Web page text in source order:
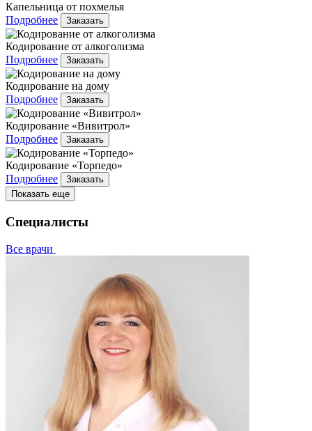
Капельница от похмелья
Подробнее
Заказать
Кодирование от алкоголизма
Подробнее
Заказать
Кодирование на дому
Подробнее
Заказать
Кодирование «Вивитрол»
Подробнее
Заказать
Кодирование «Торпедо»
Подробнее
Заказать
Показать еще
Специалисты
Все врачи